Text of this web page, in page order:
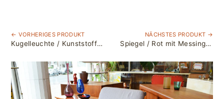
← VORHERIGES PRODUKT
Kugelleuchte / Kunststoff / Aloys Gangkofner für ERCO
NÄCHSTES PRODUKT →
Spiegel / Rot mit Messingkante